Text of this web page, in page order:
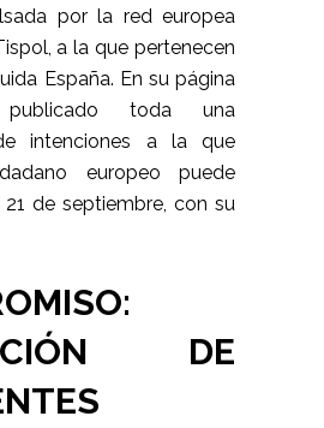
por la red europea
a la que pertenecen
España. En su página
toda una
intenciones a la que
europeo puede
21 de septiembre, con su
DE